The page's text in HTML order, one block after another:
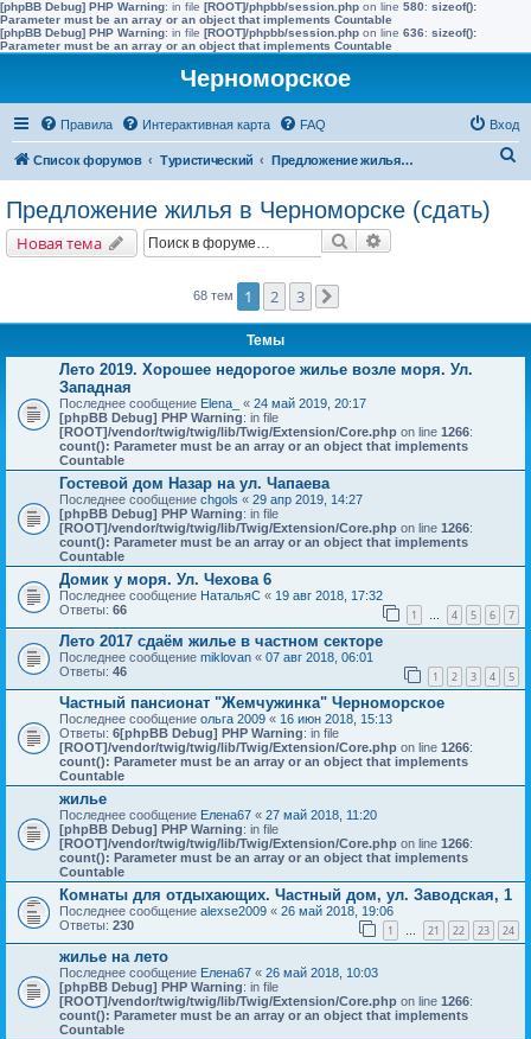
[phpBB Debug] PHP Warning: in file [ROOT]/phpbb/session.php on line 580: sizeof():
Parameter must be an array or an object that implements Countable
[phpBB Debug] PHP Warning: in file [ROOT]/phpbb/session.php on line 636: sizeof():
Parameter must be an array or an object that implements Countable
Черноморское
Правила Интерактивная карта FAQ Вход
Список форумов Туристический Предложение жилья в Черноморске (сдать)
Предложение жилья в Черноморске (сдать)
Новая тема Поиск
68 тем 1 2 3
Темы
Лето 2019. Хорошее недорогое жилье возле моря. Ул.
Западная
Последнее сообщение Elena_ « 24 май 2019, 20:17
[phpBB Debug] PHP Warning: in file
[ROOT]/vendor/twig/twig/lib/Twig/Extension/Core.php on line 1266:
count(): Parameter must be an array or an object that implements
Countable
Гостевой дом Назар на ул. Чапаева
Последнее сообщение chgols « 29 апр 2019, 14:27
[phpBB Debug] PHP Warning: in file
[ROOT]/vendor/twig/twig/lib/Twig/Extension/Core.php on line 1266:
count(): Parameter must be an array or an object that implements
Countable
Домик у моря. Ул. Чехова 6
Последнее сообщение НатальяС « 19 авг 2018, 17:32
Ответы: 66 1 … 4 5 6 7
Лето 2017 сдаём жилье в частном секторе
Последнее сообщение miklovan « 07 авг 2018, 06:01
Ответы: 46 1 2 3 4 5
Частный пансионат "Жемчужинка" Черноморское
Последнее сообщение ольга 2009 « 16 июн 2018, 15:13
Ответы: 6[phpBB Debug] PHP Warning: in file
[ROOT]/vendor/twig/twig/lib/Twig/Extension/Core.php on line 1266:
count(): Parameter must be an array or an object that implements
Countable
жилье
Последнее сообщение Елена67 « 27 май 2018, 11:20
[phpBB Debug] PHP Warning: in file
[ROOT]/vendor/twig/twig/lib/Twig/Extension/Core.php on line 1266:
count(): Parameter must be an array or an object that implements
Countable
Комнаты для отдыхающих. Частный дом, ул. Заводская, 1
Последнее сообщение alexse2009 « 26 май 2018, 19:06
Ответы: 230 1 … 21 22 23 24
жилье на лето
Последнее сообщение Елена67 « 26 май 2018, 10:03
[phpBB Debug] PHP Warning: in file
[ROOT]/vendor/twig/twig/lib/Twig/Extension/Core.php on line 1266:
count(): Parameter must be an array or an object that implements
Countable